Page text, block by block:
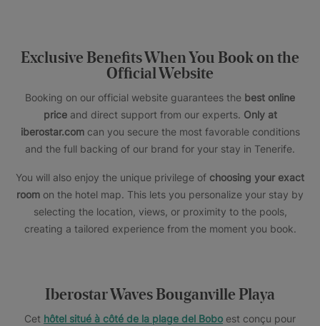
Exclusive Benefits When You Book on the
Official Website
Booking on our official website guarantees the best online
priceand direct support from our experts. Only at
iberostar.comcan you secure the most favorable conditions
and the full backing of our brand for your stay in Tenerife.
You will also enjoy the unique privilege of choosing your exact
room on the hotel map. This lets you personalize your stay by
selecting the location, views, or proximity to the pools,
creating a tailored experience from the moment you book.
Iberostar Waves Bouganville Playa
Cet hôtel situé à côté de la plage del Bobo est conçu pour